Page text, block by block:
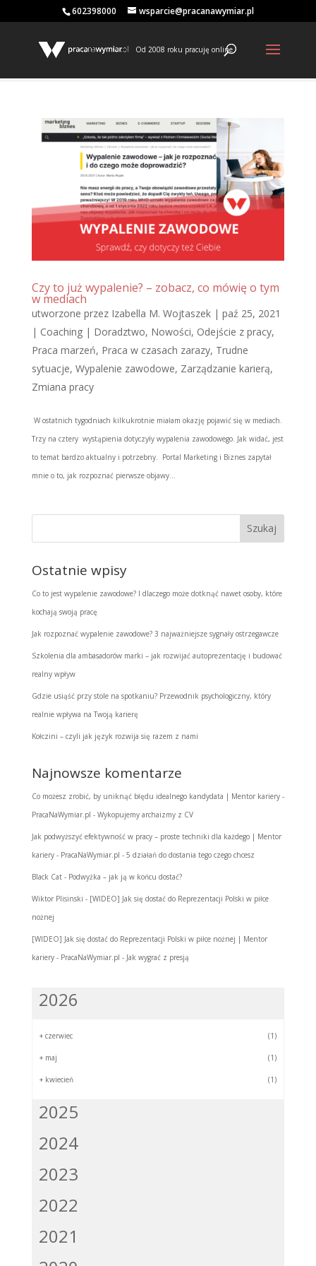
602398000 wsparcie@pracanawymiar.pl
Od 2008 roku pracuję online
Czy to już wypalenie? – zobacz, co mówię o tym
w mediach
utworzone przez Izabella M. Wojtaszek| paź 25, 2021
| Coaching | Doradztwo, Nowości, Odejście z pracy,
Praca marzeń, Praca w czasach zarazy, Trudne
sytuacje, Wypalenie zawodowe, Zarządzanie karierą,
Zmiana pracy
W ostatnich tygodniach kilkukrotnie miałam okazję pojawić się w mediach.
Trzy na cztery wystąpienia dotyczyły wypalenia zawodowego. Jak widać, jest
to temat bardzo aktualny i potrzebny. Portal Marketing i Biznes zapytał
mnie o to, jak rozpoznać pierwsze objawy...
Ostatnie wpisy
Co to jest wypalenie zawodowe? I dlaczego może dotknąć nawet osoby, które
kochają swoją pracę
Jak rozpoznać wypalenie zawodowe? 3 najważniejsze sygnały ostrzegawcze
Szkolenia dla ambasadorów marki – jak rozwijać autoprezentację i budować
realny wpływ
Gdzie usiąść przy stole na spotkaniu? Przewodnik psychologiczny, który
realnie wpływa na Twoją karierę
Kołczini – czyli jak język rozwija się razem z nami
Najnowsze komentarze
Co możesz zrobić, by uniknąć błędu idealnego kandydata | Mentor kariery -
PracaNaWymiar.pl - Wykopujemy archaizmy z CV
Jak podwyższyć efektywność w pracy – proste techniki dla każdego | Mentor
kariery - PracaNaWymiar.pl - 5 działań do dostania tego czego chcesz
Black Cat- Podwyżka – jak ją w końcu dostać?
Wiktor Plisinski - [WIDEO] Jak się dostać do Reprezentacji Polski w piłce
nożnej
[WIDEO] Jak się dostać do Reprezentacji Polski w piłce nożnej | Mentor
kariery - PracaNaWymiar.pl - Jak wygrać z presją
2026
+ czerwiec (1)
+ maj (1)
+ kwiecień (1)
2025
2024
2023
2022
2021